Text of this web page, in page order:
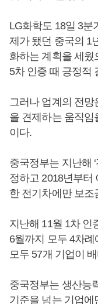
LG화학도 18일 3분
제가 됐던 중국의 1
화하는 계획을 세웠
5차 인증 때 긍정적
그러나 업계의 전망
을 견제하는 움직
이다.
중국정부는 지난해
정하고 2018년부터
한 전기차에만 보조
지난해 11월 1차 인
6월까지 모두 4차례
모두 57개 기업이
중국정부는 생산능
기준을 넘는 기업에